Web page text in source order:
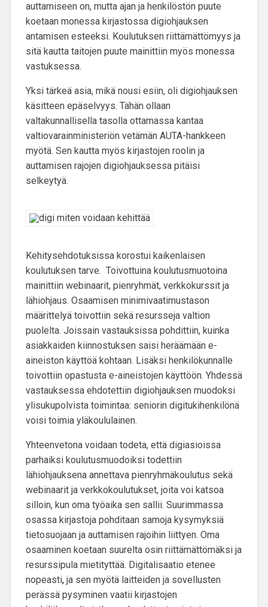
auttamiseen on, mutta ajan ja henkilöstön puute
koetaan monessa kirjastossa digiohjauksen
antamisen esteeksi. Koulutuksen riittämättömyys ja
sitä kautta taitojen puute mainittiin myös monessa
vastuksessa.
Yksi tärkeä asia, mikä nousi esiin, oli digiohjauksen
käsitteen epäselvyys. Tähän ollaan
valtakunnallisella tasolla ottamassa kantaa
valtiovarainministeriön vetämän AUTA-hankkeen
myötä. Sen kautta myös kirjastojen roolin ja
auttamisen rajojen digiohjauksessa pitäisi
selkeytyä.
Kehitysehdotuksissa korostui kaikenlaisen
koulutuksen tarve. Toivottuina koulutusmuotoina
mainittiin webinaarit, pienryhmät, verkkokurssit ja
lähiohjaus. Osaamisen minimivaatimustason
määrittelyä toivottiin sekä resursseja valtion
puolelta. Joissain vastauksissa pohdittiin, kuinka
asiakkaiden kiinnostuksen saisi heräämään e-
aineiston käyttöä kohtaan. Lisäksi henkilökunnalle
toivottiin opastusta e-aineistojen käyttöön. Yhdessä
vastauksessa ehdotettiin digiohjauksen muodoksi
ylisukupolvista toimintaa: seniorin digitukihenkilönä
voisi toimia yläkoululainen.
Yhteenvetona voidaan todeta, että digiasioissa
parhaiksi koulutusmuodoiksi todettiin
lähiohjauksena annettava pienryhmäkoulutus sekä
webinaarit ja verkkokoulutukset, joita voi katsoa
silloin, kun oma työaika sen sallii. Suurimmassa
osassa kirjastoja pohditaan samoja kysymyksiä
tietosuojaan ja auttamisen rajoihin liittyen. Oma
osaaminen koetaan suurelta osin riittämättömäksi ja
resurssipula mietityttää. Digitalisaatio etenee
nopeasti,ja sen myötä laitteiden ja sovellusten
perässä pysyminen vaatii kirjastojen